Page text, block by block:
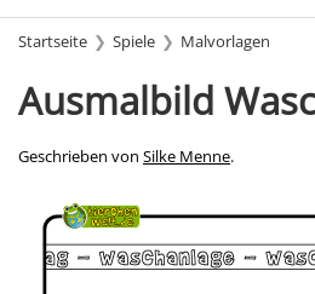
Startseite Spiele Malvorlagen
Ausmalbild
Geschrieben von Silke Menne.